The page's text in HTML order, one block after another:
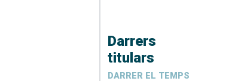
Darrers
titulars
DARRER EL TEMPS